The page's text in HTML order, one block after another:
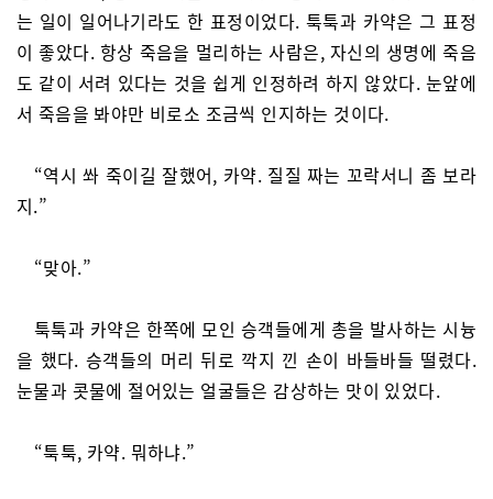
는 일이 일어나기라도 한 표정이었다. 툭툭과 카약은 그 표정
이 좋았다. 항상 죽음을 멀리하는 사람은, 자신의 생명에 죽음
도 같이 서려 있다는 것을 쉽게 인정하려 하지 않았다. 눈앞에
서 죽음을 봐야만 비로소 조금씩 인지하는 것이다.
“역시 쏴 죽이길 잘했어, 카약. 질질 짜는 꼬락서니 좀 보라
지.”
“맞아.”
툭툭과 카약은 한쪽에 모인 승객들에게 총을 발사하는 시늉
을 했다. 승객들의 머리 뒤로 깍지 낀 손이 바들바들 떨렸다.
눈물과 콧물에 절어있는 얼굴들은 감상하는 맛이 있었다.
“툭툭, 카약. 뭐하냐.”